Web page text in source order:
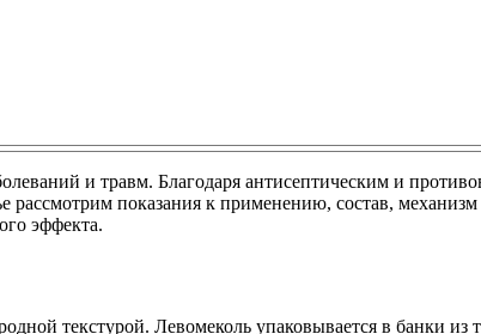
и травм. Благодаря антисептическим и
рассмотрим показания к применению, состав,
эффекта.
текстурой. Левомеколь упаковывается в банки